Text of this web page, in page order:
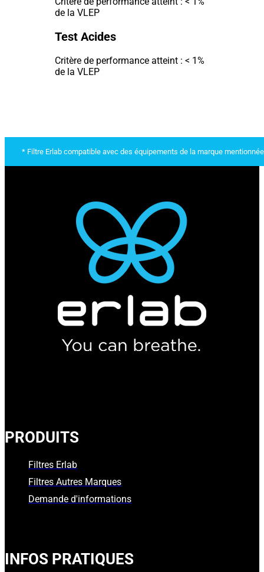
de la VLEP
Test Acides
Critère de performance atteint : < 1%
de la VLEP
* Filtre Erlab compatible avec des équipements de la marque
PRODUITS
Filtres Erlab
Filtres Autres Marques
Demande d'informations
INFOS PRATIQUES